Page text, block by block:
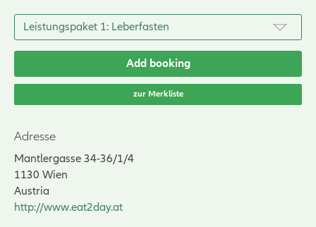
Add booking
zur Merkliste
Adresse
Mantlergasse 34-36/1/4
1130 Wien
Austria
http://www.eat2day.at